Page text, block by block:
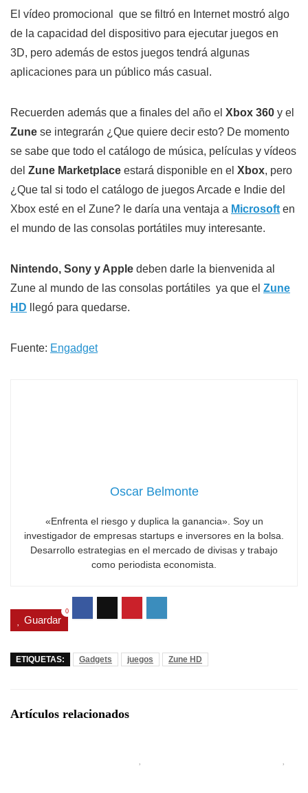
El vídeo promocional que se filtró en Internet mostró algo
de la capacidad del dispositivo para ejecutar juegos en
3D, pero además de estos juegos tendrá algunas
aplicaciones para un público más casual.
Recuerden además que a finales del año el Xbox 360 y el
Zune se integrarán ¿Que quiere decir esto? De momento
se sabe que todo el catálogo de música, películas y vídeos
del Zune Marketplace estará disponible en el Xbox, pero
¿Que tal si todo el catálogo de juegos Arcade e Indie del
Xbox esté en el Zune? le daría una ventaja a Microsoft en
el mundo de las consolas portátiles muy interesante.
Nintendo, Sony y Apple deben darle la bienvenida al
Zune al mundo de las consolas portátiles ya que el Zune
HD llegó para quedarse.
Fuente: Engadget
Oscar Belmonte
«Enfrenta el riesgo y duplica la ganancia». Soy un
investigador de empresas startups e inversores en la bolsa.
Desarrollo estrategias en el mercado de divisas y trabajo
como periodista economista.
Guardar
0
ETIQUETAS: Gadgets juegos Zune HD
Artículos relacionados